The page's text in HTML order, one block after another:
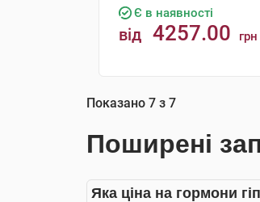
Є в наявності
від 4257.00 грн
Показано 7 з 7
Поширені
Яка ціна на гормони